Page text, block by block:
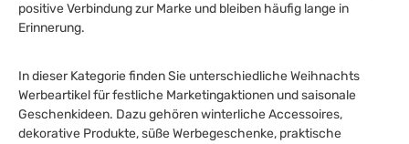
positive Verbindung zur Marke und bleiben häufig lange in
Erinnerung.
In dieser Kategorie finden Sie unterschiedliche Weihnachts
Werbeartikel für festliche Marketingaktionen und saisonale
Geschenkideen. Dazu gehören winterliche Accessoires,
dekorative Produkte, süße Werbegeschenke, praktische